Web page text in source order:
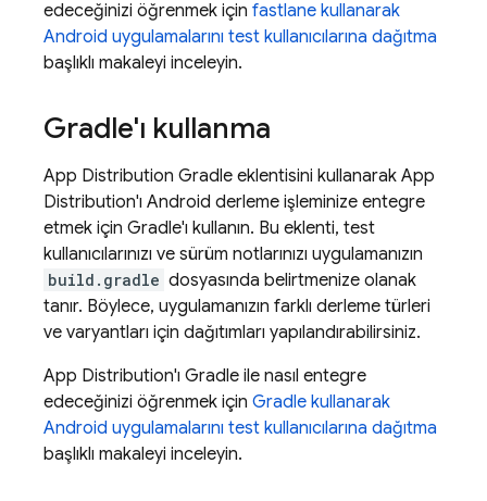
edeceğinizi öğrenmek için fastlane kullanarak
Android uygulamalarını test kullanıcılarına dağıtma
başlıklı makaleyi inceleyin.
Gradle'ı kullanma
App Distribution Gradle eklentisini kullanarak App
Distribution'ı Android derleme işleminize entegre
etmek için Gradle'ı kullanın. Bu eklenti, test
kullanıcılarınızı ve sürüm notlarınızı uygulamanızın
build.gradle dosyasında belirtmenize olanak
tanır. Böylece, uygulamanızın farklı derleme türleri
ve varyantları için dağıtımları yapılandırabilirsiniz.
App Distribution'ı Gradle ile nasıl entegre
edeceğinizi öğrenmek için Gradle kullanarak
Android uygulamalarını test kullanıcılarına dağıtma
başlıklı makaleyi inceleyin.